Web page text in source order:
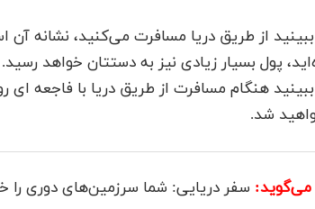
از طریق دریا مسافرت می‌کنید، نشانه
پول بسیار زیادی نیز به دستتان خواهد رسید.
هنگام مسافرت از طریق دریا با فاجعه
شد.
می‌گوید: سفر دریایی: شما سرزمین‌های دوری را